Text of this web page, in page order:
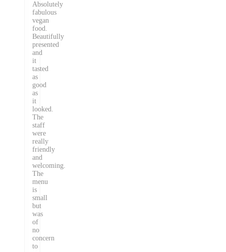
Absolutely
fabulous
vegan
food.
Beautifully
presented
and
it
tasted
as
good
as
it
looked.
The
staff
were
really
friendly
and
welcoming.
The
menu
is
small
but
was
of
no
concern
to